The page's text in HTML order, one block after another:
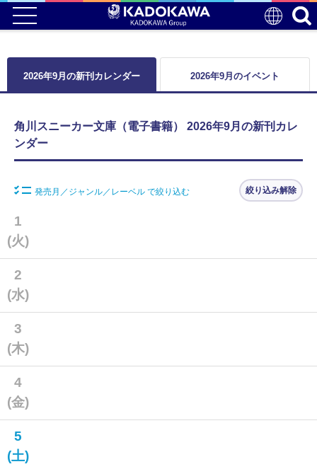
2026年9月の新刊カレンダー 2026年9月のイベント
角川スニーカー文庫（電子書籍） 2026年9月の新刊カレ
ンダー
発売月／ジャンル／レーベル で絞り込む 絞り込み解除
1
(火)
2
(水)
3
(木)
4
(金)
5
(土)